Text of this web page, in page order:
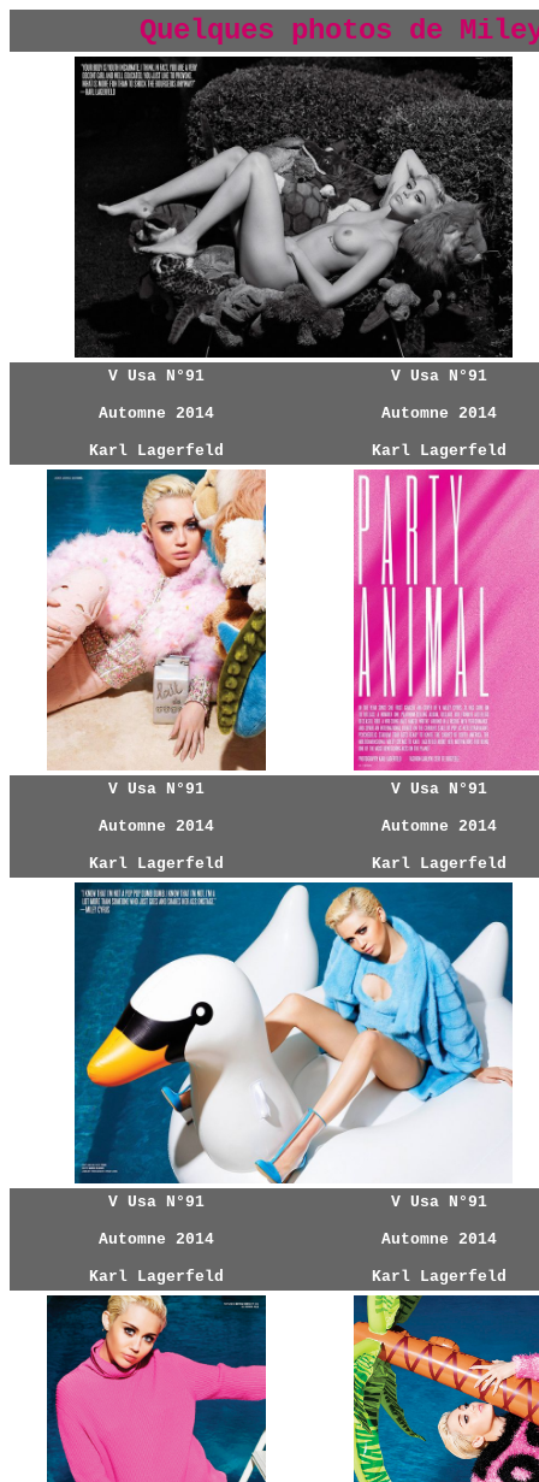
Quelques photos de
V Usa N°91
Automne 2014
Karl Lagerfeld
V Usa N°91
Automne 2014
Karl Lagerfeld
V Usa N°91
Automne 2014
Karl Lagerfeld
V Usa N°91
Automne 2014
Karl Lagerfeld
V Usa N°91
Automne 2014
Karl Lagerfeld
V Usa N°91
Automne 2014
Karl Lagerfeld